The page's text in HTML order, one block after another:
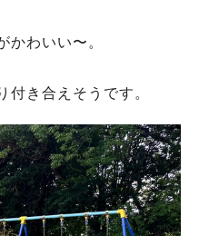
かわいい〜。
付き合えそうです。